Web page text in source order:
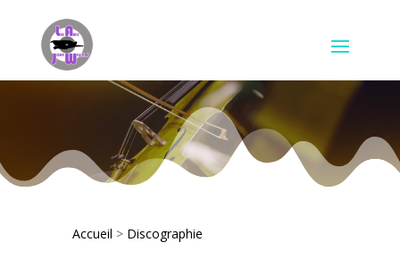
Accueil > Discographie